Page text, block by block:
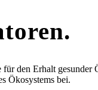
den Erhalt
Ökosystems bei.